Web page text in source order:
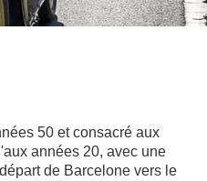
50 et consacré aux
années 20, avec une
de Barcelone vers le